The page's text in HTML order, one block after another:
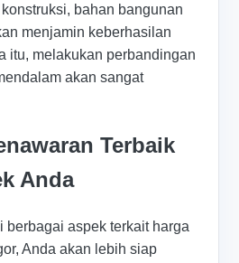
bahan bangunan
menjamin keberhasilan
itu, melakukan perbandingan
akan sangat
Terbaik
Anda
berbagai aspek terkait harga
Anda akan lebih siap